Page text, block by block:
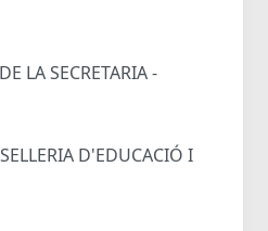
LA SECRETARIA -
D'EDUCACIÓ I